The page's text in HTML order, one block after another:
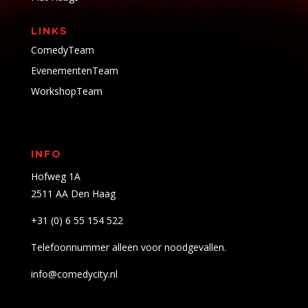
LINKS
ComedyTeam
EvenementenTeam
WorkshopTeam
INFO
Hofweg 1A
2511 AA Den Haag
+31 (0) 6 55 154 522
Telefoonnummer alleen voor noodgevallen.
info@comedycity.nl